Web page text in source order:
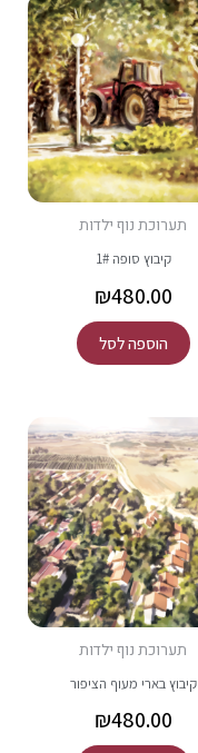
תערוכת נוף ילדות
קיבוץ סופה 1#
₪480.00
הוספה לסל
תערוכת נוף ילדות
קיבוץ בארי מעוף הציפור
₪480.00